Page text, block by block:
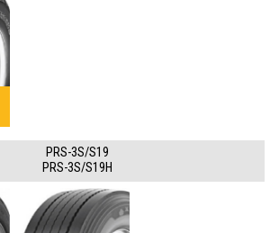
PRS-3S/S19
PRS-3S/S19H